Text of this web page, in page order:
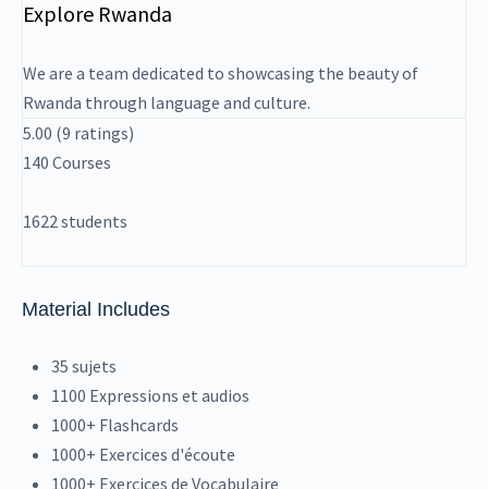
Explore Rwanda
We are a team dedicated to showcasing the beauty of
Rwanda through language and culture.
5.00 (9 ratings)
140 Courses
1622students
Material Includes
35 sujets
1100 Expressions et audios
1000+ Flashcards
1000+ Exercices d'écoute
1000+ Exercices de Vocabulaire